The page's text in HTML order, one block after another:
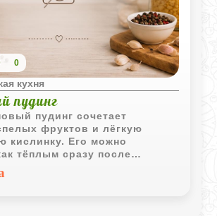
0
кухня
пудинг
пудинг сочетает
фруктов и лёгкую
кислинку. Его можно
тёплым сразу после
и полностью охлаждённым.